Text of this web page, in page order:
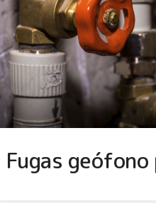
Fugas